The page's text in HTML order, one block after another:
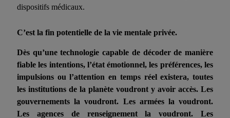
dispositifs médicaux.
C’est la fin potentielle de la vie mentale privée.
Dès qu’une technologie capable de décoder de manière
fiable les intentions, l’état émotionnel, les préférences, les
impulsions ou l’attention en temps réel existera, toutes
les institutions de la planète voudront y avoir accès. Les
gouvernements la voudront. Les armées la voudront.
Les agences de renseignement la voudront. Les